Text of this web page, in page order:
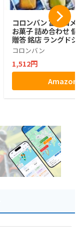
コロンバン 富士山メ
お菓子 詰め合わせ
贈答 銘店 ラングド
コロンバン
1,512円
Amazon